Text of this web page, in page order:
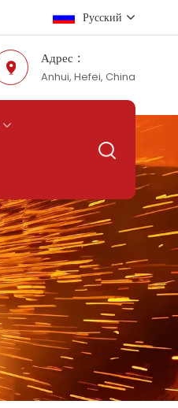
Русский
English
Адрес :
Anhui, Hefei, China